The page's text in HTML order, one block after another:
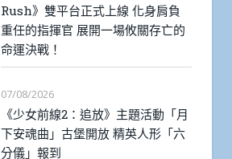
Rush》雙平台正式上線 化身肩負
重任的指揮官 展開一場攸關存亡的
命運決戰！
07/08/2026
《少女前線2：追放》主題活動「月
下安魂曲」古堡開放 精英人形「六
分儀」報到